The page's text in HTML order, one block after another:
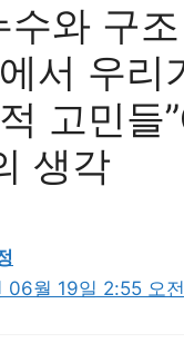
수와 구
서 우리
고민들
생각
06월 19일 2:55 오전